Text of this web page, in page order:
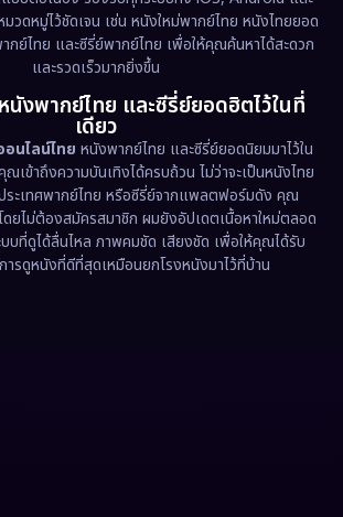
(36)
รัว (375)
าการ (338)
(9)
(57)
ดหมู่ไว้ชัดเจน เช่น หนังใหม่พากย์ไทย หนังไทยยอด
ย์ไทย และซีรี่ย์พากย์ไทย เพื่อให้คุณค้นหาได้สะดวก
และรวดเร็วมากยิ่งขึ้น
นังพากย์ไทย และซีรี่ย์ยอดฮิตไว้ในที่
เดียว
นไลน์ไทย หนังพากย์ไทย และซีรี่ย์ยอดนิยมมาไว้ใน
ณเข้าถึงความบันเทิงได้ครบถ้วน ไม่ว่าจะเป็นหนังไทย
ะเทศพากย์ไทย หรือซีรี่ย์จากแพลตฟอร์มดัง คุณ
ดยไม่ต้องสมัครสมาชิก ผมยังอัปเดตเนื้อหาใหม่ตลอด
บที่ดูได้ลื่นไหล ภาพคมชัด เสียงชัด เพื่อให้คุณได้รับ
รดูหนังที่ดีที่สุดเหมือนยกโรงหนังมาไว้ที่บ้าน